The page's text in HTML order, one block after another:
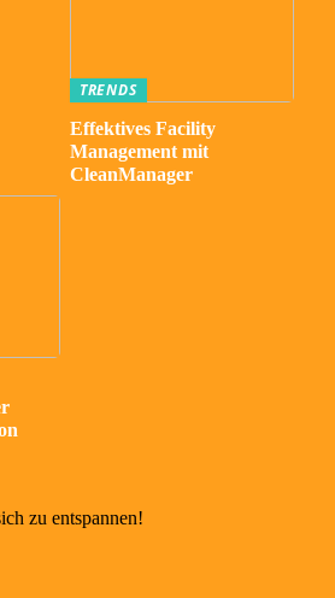
TRENDS
Effektives Facility
Management mit
CleanManager
zu entspannen!